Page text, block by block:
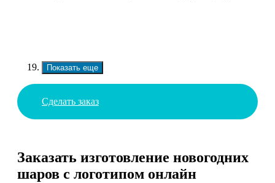
Показать еще
Сделать заказ
Заказать изготовление новогодних
шаров с логотипом онлайн